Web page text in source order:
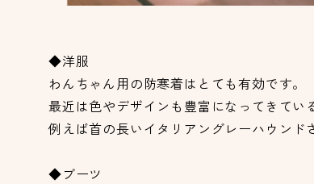
◆洋服
わんちゃん用の防寒着はとても有効です。
最近は色やデザインも豊富になってきて
例えば首の長いイタリアングレーハウンド
◆ブーツ